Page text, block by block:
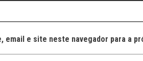
email e site neste navegador para a